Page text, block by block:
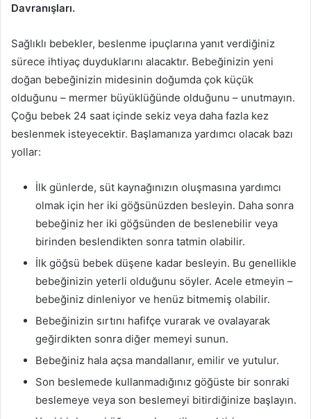
Davranışları.
Sağlıklı bebekler, beslenme ipuçlarına yanıt verdiğiniz
sürece ihtiyaç duyduklarını alacaktır. Bebeğinizin yeni
doğan bebeğinizin midesinin doğumda çok küçük
olduğunu – mermer büyüklüğünde olduğunu – unutmayın.
Çoğu bebek 24 saat içinde sekiz veya daha fazla kez
beslenmek isteyecektir. Başlamanıza yardımcı olacak bazı
yollar:
İlk günlerde, süt kaynağınızın oluşmasına yardımcı
olmak için her iki göğsünüzden besleyin. Daha sonra
bebeğiniz her iki göğsünden de beslenebilir veya
birinden beslendikten sonra tatmin olabilir.
İlk göğsü bebek düşene kadar besleyin. Bu genellikle
bebeğinizin yeterli olduğunu söyler. Acele etmeyin –
bebeğiniz dinleniyor ve henüz bitmemiş olabilir.
Bebeğinizin sırtını hafifçe vurarak ve ovalayarak
geğirdikten sonra diğer memeyi sunun.
Bebeğiniz hala açsa mandallanır, emilir ve yutulur.
Son beslemede kullanmadığınız göğüste bir sonraki
beslemeye veya son beslemeyi bitirdiğinize başlayın.